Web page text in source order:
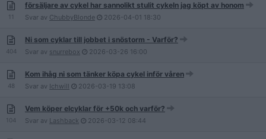
11
försäljare av cykel har sannolikt stulit cykeln jag köpt av honom
Svar av ChubbyBlonde 2026-04-01 18:30
404
Ni som cyklar till jobbet i snöstorm - Varför?
Svar av snurrebox 2026-03-26 16:00
48
Kom ihåg ni som tänker köpa cykel inför våren
Svar av Ichwill 2026-03-19 13:08
104
Vem köper elcyklar för +50k och varför?
Svar av Lashback 2026-03-12 08:44